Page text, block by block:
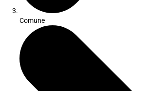
Comune